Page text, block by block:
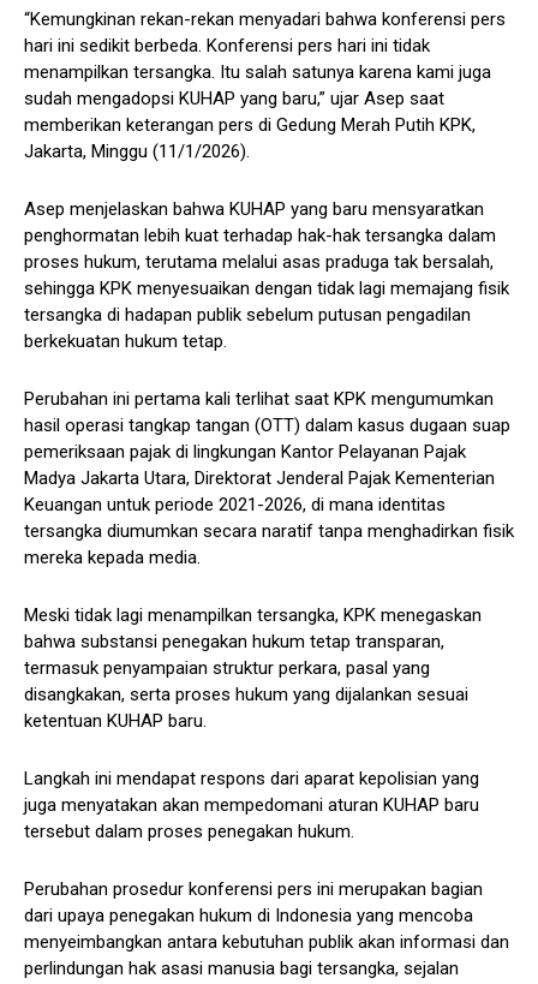
“Kemungkinan rekan-rekan menyadari bahwa konferensi pers
hari ini sedikit berbeda. Konferensi pers hari ini tidak
menampilkan tersangka. Itu salah satunya karena kami juga
sudah mengadopsi KUHAP yang baru,” ujar Asep saat
memberikan keterangan pers di Gedung Merah Putih KPK,
Jakarta, Minggu (11/1/2026).
Asep menjelaskan bahwa KUHAP yang baru mensyaratkan
penghormatan lebih kuat terhadap hak-hak tersangka dalam
proses hukum, terutama melalui asas praduga tak bersalah,
sehingga KPK menyesuaikan dengan tidak lagi memajang fisik
tersangka di hadapan publik sebelum putusan pengadilan
berkekuatan hukum tetap.
Perubahan ini pertama kali terlihat saat KPK mengumumkan
hasil operasi tangkap tangan (OTT) dalam kasus dugaan suap
pemeriksaan pajak di lingkungan Kantor Pelayanan Pajak
Madya Jakarta Utara, Direktorat Jenderal Pajak Kementerian
Keuangan untuk periode 2021-2026, di mana identitas
tersangka diumumkan secara naratif tanpa menghadirkan fisik
mereka kepada media.
Meski tidak lagi menampilkan tersangka, KPK menegaskan
bahwa substansi penegakan hukum tetap transparan,
termasuk penyampaian struktur perkara, pasal yang
disangkakan, serta proses hukum yang dijalankan sesuai
ketentuan KUHAP baru.
Langkah ini mendapat respons dari aparat kepolisian yang
juga menyatakan akan mempedomani aturan KUHAP baru
tersebut dalam proses penegakan hukum.
Perubahan prosedur konferensi pers ini merupakan bagian
dari upaya penegakan hukum di Indonesia yang mencoba
menyeimbangkan antara kebutuhan publik akan informasi dan
perlindungan hak asasi manusia bagi tersangka, sejalan